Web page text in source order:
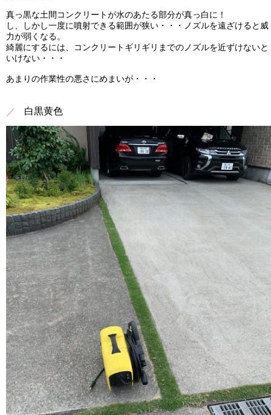
真っ黒な土間コンクリートが水のあたる部分が真っ白に！
し、しかし一度に噴射できる範囲が狭い・・・ノズルを遠ざけると威
力が弱くなる。
綺麗にするには、コンクリートギリギリまでのノズルを近ずけないと
いけない・・・
あまりの作業性の悪さにめまいが・・・
白黒黄色